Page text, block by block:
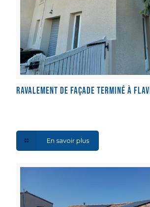
Ravalement de façade terminé à
En savoir plus